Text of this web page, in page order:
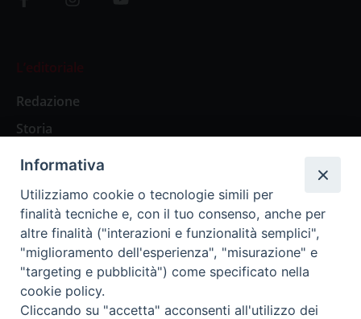
L’editoriale
Redazione
Storia
Abbonamenti
Abbonamento Annuale Digitale
Abbonamento Annuale Cartaceo
Abbonamento Singola Copia Digitale
Informativa
Utilizziamo cookie o tecnologie simili per
finalità tecniche e, con il tuo consenso, anche per
altre finalità ("interazioni e funzionalità semplici",
"miglioramento dell'esperienza", "misurazione" e
"targeting e pubblicità") come specificato nella
cookie policy.
Cliccando su "accetta" acconsenti all'utilizzo dei